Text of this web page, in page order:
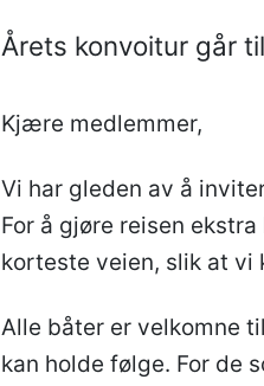
Årets konvoitur går
Kjære medlemmer,
Vi har gleden av å
For å gjøre reisen
korteste veien, slik at vi
Alle båter er velkomne
kan holde følge. For de